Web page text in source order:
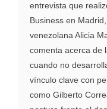
entrevista que
Business en
venezolana Alicia
comenta acerca de
cuando no
vínculo clave con
como Gilberto